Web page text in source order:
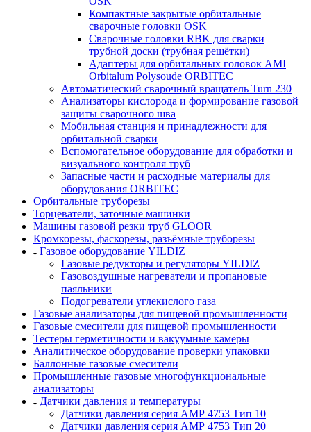
Компактные закрытые орбитальные
сварочные головки OSK
Сварочные головки RBK для сварки
трубной доски (трубная решётки)
Адаптеры для орбитальных головок AMI
Orbitalum Polysoude ORBITEC
Автоматический сварочный вращатель Turn 230
Анализаторы кислорода и формирование газовой
защиты сварочного шва
Мобильная станция и принадлежности для
орбитальной сварки
Вспомогательное оборудование для обработки и
визуального контроля труб
Запасные части и расходные материалы для
оборудования ORBITEC
Орбитальные труборезы
Торцеватели, заточные машинки
Машины газовой резки труб GLOOR
Кромкорезы, фаскорезы, разъёмные труборезы
Газовое оборудование YILDIZ
Газовые редукторы и регуляторы YILDIZ
Газовоздушные нагреватели и пропановые
паяльники
Подогреватели углекислого газа
Газовые анализаторы для пищевой промышленности
Газовые смесители для пищевой промышленности
Тестеры герметичности и вакуумные камеры
Аналитическое оборудование проверки упаковки
Баллонные газовые смесители
Промышленные газовые многофункциональные
анализаторы
Датчики давления и температуры
Датчики давления серия АМР 4753 Тип 10
Датчики давления серия АМР 4753 Тип 20